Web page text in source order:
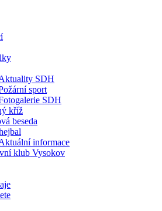
SDH
sport
SDH
kříž
beseda
informace
klub Vysokov